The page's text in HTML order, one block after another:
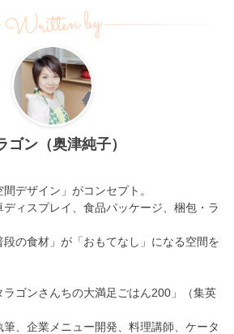
Written by
ゴン（奥津純子）
デザイン」がコンセプト。
ィスプレイ、食品パッケージ、梱包・ラ
段の食材」が「おもてなし」になる空間を
ゴンさんちの大満足ごはん200」（集英
、企業メニュー開発、料理講師、ケータ